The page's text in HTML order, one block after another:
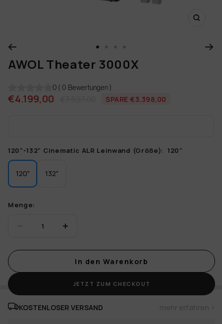
Zoom
Slide
gehen
Slide
gehen
SlideSlide
AWOL Theater 3000X
0 ( 0 Bewertungen )
Angebotspreis
€4.199,00 SPARE €3.398,00
120"-132" Cinematic ALR Leinwand (Größe): 120"
120" 132"
Menge:
Menge
JETZT ZUM CHECKOUT
In den Warenkorb
KOSTENLOSER VERSAND